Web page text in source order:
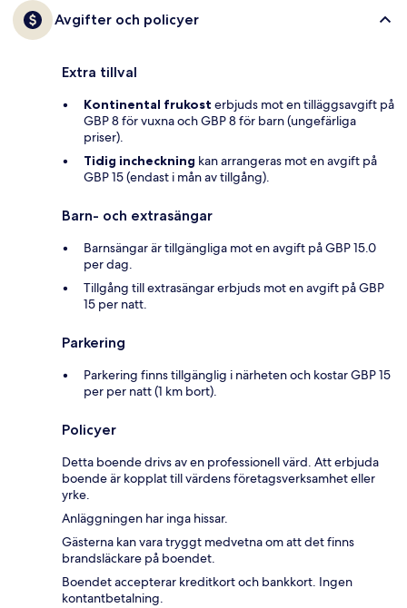
Avgifter och policyer
Extra tillval
Kontinental frukost erbjuds mot en tilläggsavgift på
GBP 8 för vuxna och GBP 8 för barn (ungefärliga
priser).
Tidig incheckning kan arrangeras mot en avgift på
GBP 15 (endast i mån av tillgång).
Barn- och extrasängar
Barnsängar är tillgängliga mot en avgift på GBP 15.0
per dag.
Tillgång till extrasängar erbjuds mot en avgift på GBP
15 per natt.
Parkering
Parkering finns tillgänglig i närheten och kostar GBP 15
per per natt (1 km bort).
Policyer
Detta boende drivs av en professionell värd. Att erbjuda
boende är kopplat till värdens företagsverksamhet eller
yrke.
Anläggningen har inga hissar.
Gästerna kan vara tryggt medvetna om att det finns
brandsläckare på boendet.
Boendet accepterar kreditkort och bankkort. Ingen
kontantbetalning.